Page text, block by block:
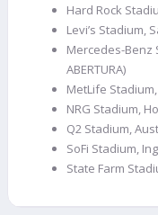
Hard Rock
Levi’s Stadium,
Mercedes-Benz
ABERTURA)
MetLife
NRG Stadium,
Q2 Stadium,
SoFi Stadium,
State Farm